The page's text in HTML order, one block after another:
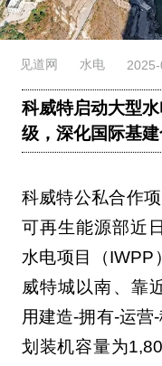
见道网 水电
科威特启动大型
级，深化国际基
科威特公私合作
可再生能源部近
水电项目（IWPP
威特城以南、靠
用建造-拥有-运营
划装机容量为